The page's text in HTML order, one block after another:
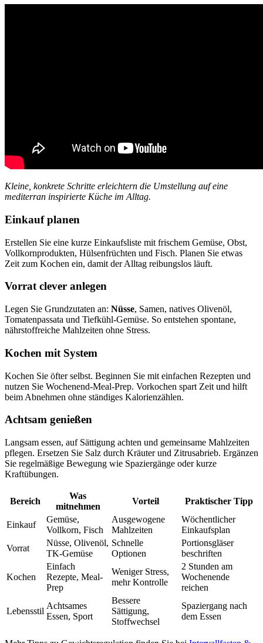
Kleine, konkrete Schritte erleichtern die Umstellung auf eine
mediterran inspirierte Küche im Alltag.
Einkauf planen
Erstellen Sie eine kurze Einkaufsliste mit frischem Gemüse, Obst,
Vollkornprodukten, Hülsenfrüchten und Fisch. Planen Sie etwas
Zeit zum Kochen ein, damit der Alltag reibungslos läuft.
Vorrat clever anlegen
Legen Sie Grundzutaten an: Nüsse, Samen, natives Olivenöl,
Tomatenpassata und Tiefkühl-Gemüse. So entstehen spontane,
nährstoffreiche Mahlzeiten ohne Stress.
Kochen mit System
Kochen Sie öfter selbst. Beginnen Sie mit einfachen Rezepten und
nutzen Sie Wochenend-Meal-Prep. Vorkochen spart Zeit und hilft
beim Abnehmen ohne ständiges Kalorienzählen.
Achtsam genießen
Langsam essen, auf Sättigung achten und gemeinsame Mahlzeiten
pflegen. Ersetzen Sie Salz durch Kräuter und Zitrusabrieb. Ergänzen
Sie regelmäßige Bewegung wie Spaziergänge oder kurze
Kraftübungen.
Bereich
Was
mitnehmen
Vorteil Praktischer Tipp
Einkauf
Gemüse,
Vollkorn, Fisch
Ausgewogene
Mahlzeiten
Wöchentlicher
Einkaufsplan
Vorrat
Nüsse, Olivenöl,
TK-Gemüse
Schnelle
Optionen
Portionsgläser
beschriften
Kochen
Einfach
Rezepte, Meal-
Prep
Weniger Stress,
mehr Kontrolle
2 Stunden am
Wochenende
reichen
Lebensstil
Achtsames
Essen, Sport
Bessere
Sättigung,
Stoffwechsel
Spaziergang nach
dem Essen